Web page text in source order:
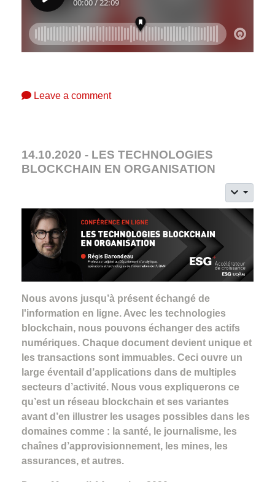
Leave a comment
14.10.2020 - LES TECHNOLOGIES
BLOCKCHAIN EN ORGANISATION
Nous avons jusqu’à présent échangé de
l'information en ligne. Avec les technologies
blockchain, nous pouvons échanger des actifs
numériques. Chaque document devient unique et
les transactions sont immuables. Ceci ouvre un
large éventail d’applications dans de multiples
secteurs d’activité. Nous vous expliquerons ce
qu’est un réseau blockchain et ses variantes
avant d’en illustrer les usages possibles dans les
domaines comme : la santé, le journalisme, les
chaînes d’approvisionnement, les mines, les
assurances, et autres.